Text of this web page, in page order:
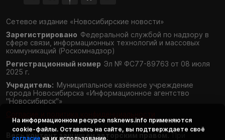
Сетевое издание «Новосибирские новости»
Зарегистрировано Федеральной службой по надзору в
сфере связи, информационных технологий и массовых
коммуникаций (Роскомнадзор)
Регистрационный номер Эл № ФС77-89763 от 08 июля
2025 г.
Учредитель: Муниципальное казённое учреждение
города Новосибирска «Информационное агентство
"Новосибирск"»
Весь контент защищён авторским правом. При
На информационном ресурсе nsknews.info применяются
cookie-файлы. Оставаясь на сайте, вы подтверждаете своё
согласие на их использование.